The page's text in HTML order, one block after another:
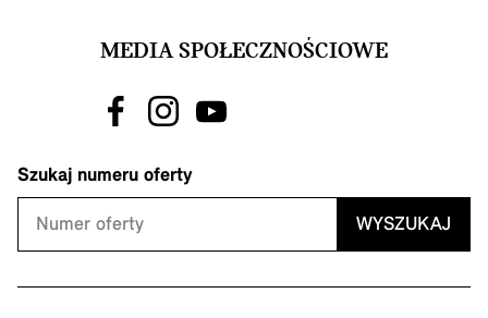
MEDIA SPOŁECZNOŚCIOWE
Szukaj numeru oferty
WYSZUKAJ